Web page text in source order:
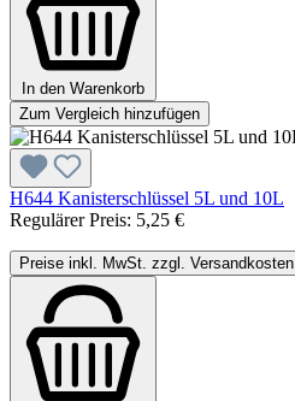
In den Warenkorb
Zum Vergleich hinzufügen
H644 Kanisterschlüssel 5L und 10L
Regulärer Preis: 5,25 €
Preise inkl. MwSt. zzgl. Versandkosten